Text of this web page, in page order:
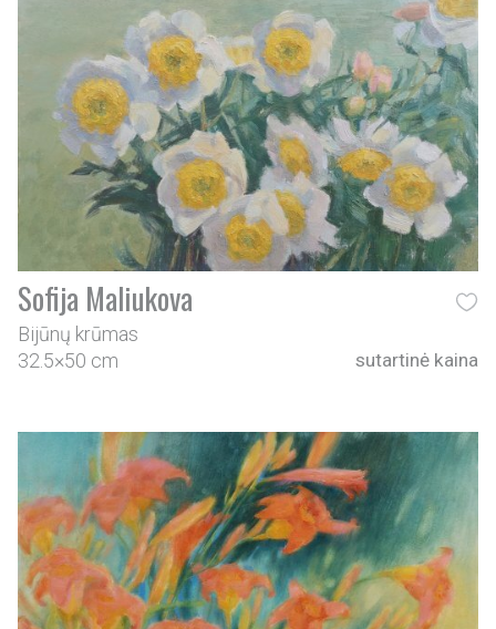
Sofija Maliukova
Bijūnų krūmas
32.5×50 cm
sutartinė kaina